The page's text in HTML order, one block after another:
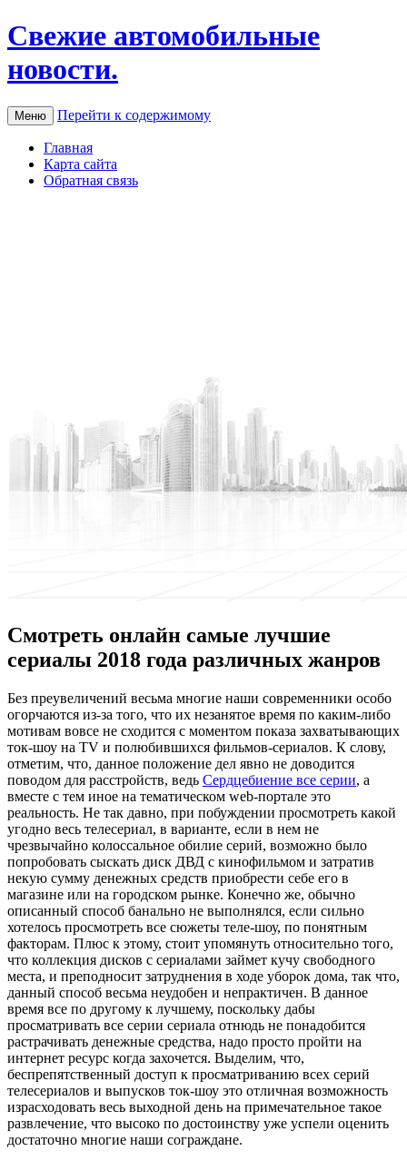
Свежие автомобильные
новости.
Меню Перейти к содержимому
Главная
Карта сайта
Обратная связь
Смотреть онлайн самые лучшие
сериалы 2018 года различных жанров
Бeз прeувeличeний весьма многие наши современники особо
огорчаются из-за того, что их незанятое время по каким-либо
мотивам вовсе не сходится с моментом показа захватывающих
ток-шоу на TV и полюбившихся фильмов-сериалов. К слову,
отметим, что, данное положение дел явно не доводится
поводом для расстройств, ведь Сердцебиение все серии, а
вместе с тем иное на тематическом web-портале это
реальность. Не так давно, при побуждении просмотреть какой
угодно весь телесериал, в варианте, если в нем не
чрезвычайно колоссальное обилие серий, возможно было
попробовать сыскать диск ДВД с кинофильмом и затратив
некую сумму денежных средств приобрести себе его в
магазине или на городском рынке. Конечно же, обычно
описанный способ банально не выполнялся, если сильно
хотелось просмотреть все сюжеты теле-шоу, по понятным
факторам. Плюс к этому, стоит упомянуть относительно того,
что коллекция дисков с сериалами займет кучу свободного
места, и преподносит затруднения в ходе уборок дома, так что,
данный способ весьма неудобен и непрактичен. В данное
время все по другому к лучшему, поскольку дабы
просматривать все серии сериала отнюдь не понадобится
растрачивать денежные средства, надо просто пройти на
интернет ресурс когда захочется. Выделим, что,
беспрепятственный доступ к просматриванию всех серий
телесериалов и выпусков ток-шоу это отличная возможность
израсходовать весь выходной день на примечательное такое
развлечение, что высоко по достоинству уже успели оценить
достаточно многие наши сограждане.